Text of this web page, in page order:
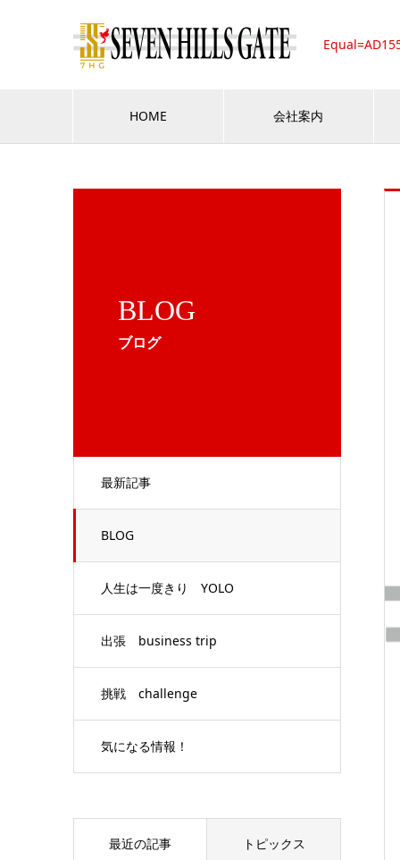
HOME 会社案内
BLOG
ブログ
最新記事
BLOG
人生は一度きり YOLO
出張 business trip
挑戦 challenge
気になる情報！
最近の記事 トピックス